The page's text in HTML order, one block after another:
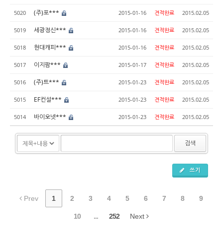
5020 (주)포*** 2015-01-16 견적완료 2015.02.05
5019 세광정신*** 2015-01-16 견적완료 2015.02.05
5018 현대캐피*** 2015-01-16 견적완료 2015.02.05
5017 이지팜*** 2015-01-17 견적완료 2015.02.05
5016 (주)트*** 2015-01-23 견적완료 2015.02.05
5015 EF컨설*** 2015-01-23 견적완료 2015.02.05
5014 바이오넷*** 2015-01-23 견적완료 2015.02.05
검색
쓰기
Prev 1 2 3 4 5 6 7 8 9
10 ... 252 Next